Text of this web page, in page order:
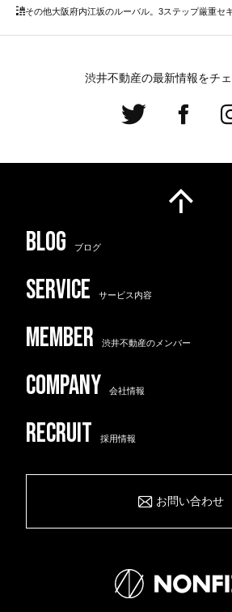
江坂のルーバル。3ステップ厳重セ
その他大阪府内
渋井不動産の最新情報をチ
ブログ
サービス内容
渋井不動産のメンバー
会社情報
採用情報
お問い合わせ